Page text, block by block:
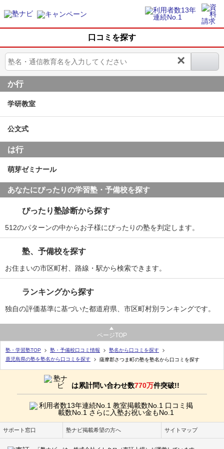
口コミを探す
×
か行
学研教室
公文式
は行
萌芽ゼミナール
あなたにぴったりの学習塾・予備校を探す
ぴったり塾診断から探す
512のパターンの中からお子様にぴったりの塾を判定します。
塾、予備校を探す
お住まいの市区町村、路線・駅から検索できます。
ランキングから探す
独自の評価基準に基づいた都道府県、市区町村別ランキングです。
ページTOP
塾・学習塾TOP 塾・予備校口コミ情報
塾名から口コミを探す
鹿児島県の塾を塾名から口コミを探す
薩摩郡さつま町の塾を塾名から口コミを探す
は累計問い合わせ数770万件突破!!
サポート窓口 塾ナビ掲載希望の方へ サイトマップ